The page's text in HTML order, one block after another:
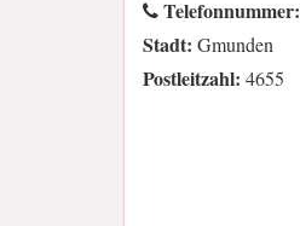
Telefonnummer:
Stadt: Gmunden
Postleitzahl: 4655